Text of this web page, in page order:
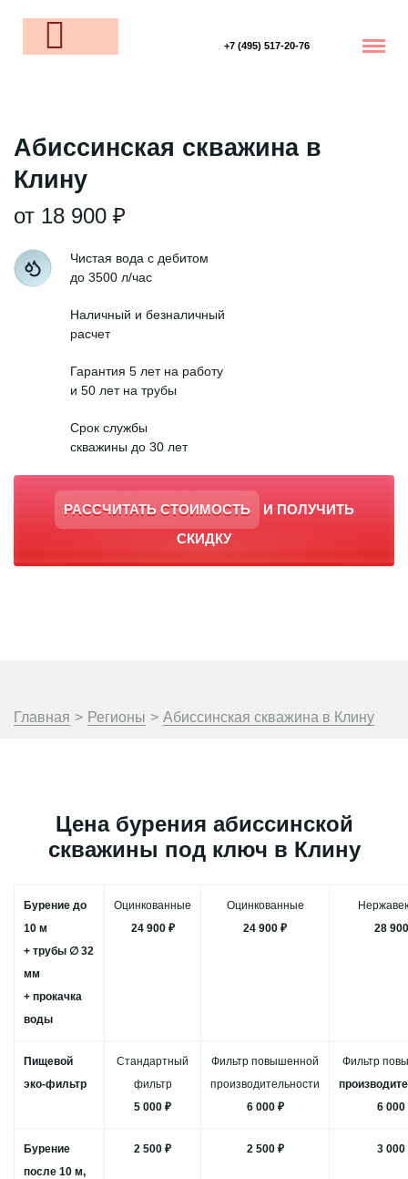
+7 (495) 517-20-76
Абиссинская скважина в
Клину
от 18 900 ₽
Чистая вода с дебитом
до 3500 л/час
Наличный и безналичный
расчет
Гарантия 5 лет на работу
и 50 лет на трубы
Срок службы
скважины до 30 лет
РАССЧИТАТЬ СТОИМОСТЬ
И ПОЛУЧИТЬ
СКИДКУ
Главная > Регионы > Абиссинская скважина в Клину
Цена бурения абиссинской
скважины под ключ в Клину
Бурение до
10 м
+ трубы ∅ 32
мм
+ прокачка
воды
Оцинкованные
24 900 ₽
Оцинкованные
24 900 ₽
28
Пищевой
эко-фильтр
Стандартный
фильтр
5 000 ₽
Фильтр повышенной
производительности
6 000 ₽
Фильтр
6 000
Бурение
после 10 м,
2 500 ₽ 2 500 ₽ 3 000